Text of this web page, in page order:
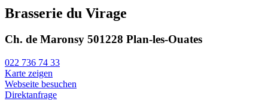
Brasserie du Virage
Ch. de Maronsy 501228 Plan-les-Ouates
022 736 74 33
Karte zeigen
Webseite besuchen
Direktanfrage